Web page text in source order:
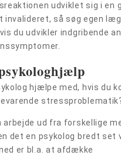
udviklet sig i en
så søg egen
du udvikler indgribende
hjælpe med, hvis du
arbejde ud fra forskellige
det en psykolog bredt set
er bl.a. at afdække